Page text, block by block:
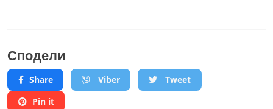
Сподели
Share Viber
Tweet
Pin it